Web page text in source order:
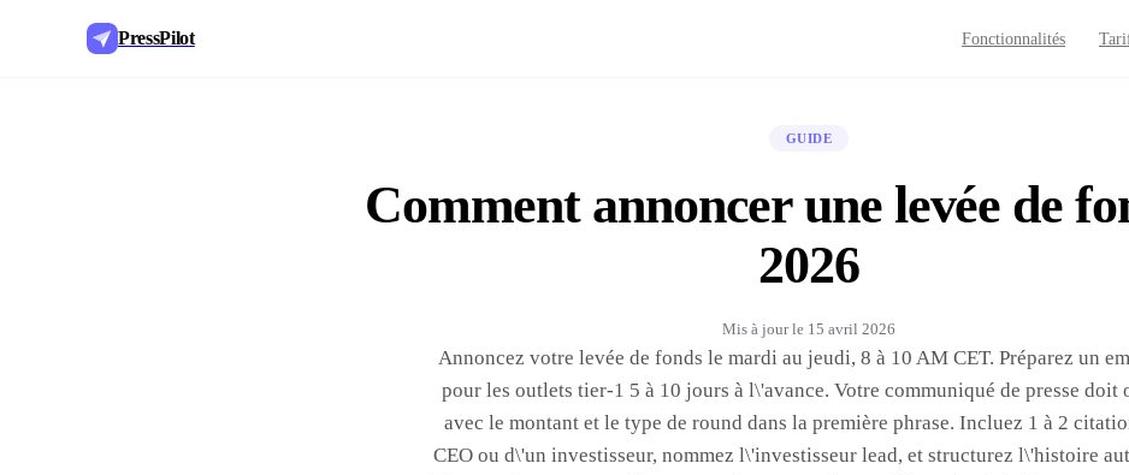
PressPilot Fonctionnalités
GUIDE
Comment annoncer une levée de
2026
Mis à jour le 15 avril 2026
Annoncez votre levée de fonds le mardi au jeudi, 8 à 10 AM CET. Préparez un
pour les outlets tier-1 5 à 10 jours à l\'avance. Votre communiqué de presse doit
avec le montant et le type de round dans la première phrase. Incluez 1 à 2
CEO ou d\'un investisseur, nommez l\'investisseur lead, et structurez l\'histoire